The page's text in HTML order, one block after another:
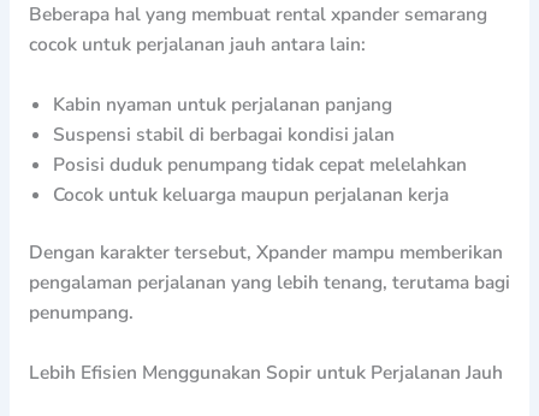
Beberapa hal yang membuat rental xpander semarang
cocok untuk perjalanan jauh antara lain:
Kabin nyaman untuk perjalanan panjang
Suspensi stabil di berbagai kondisi jalan
Posisi duduk penumpang tidak cepat melelahkan
Cocok untuk keluarga maupun perjalanan kerja
Dengan karakter tersebut, Xpander mampu memberikan
pengalaman perjalanan yang lebih tenang, terutama bagi
penumpang.
Lebih Efisien Menggunakan Sopir untuk Perjalanan Jauh